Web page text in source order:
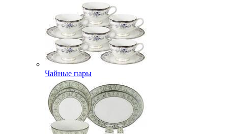
Чайные пары